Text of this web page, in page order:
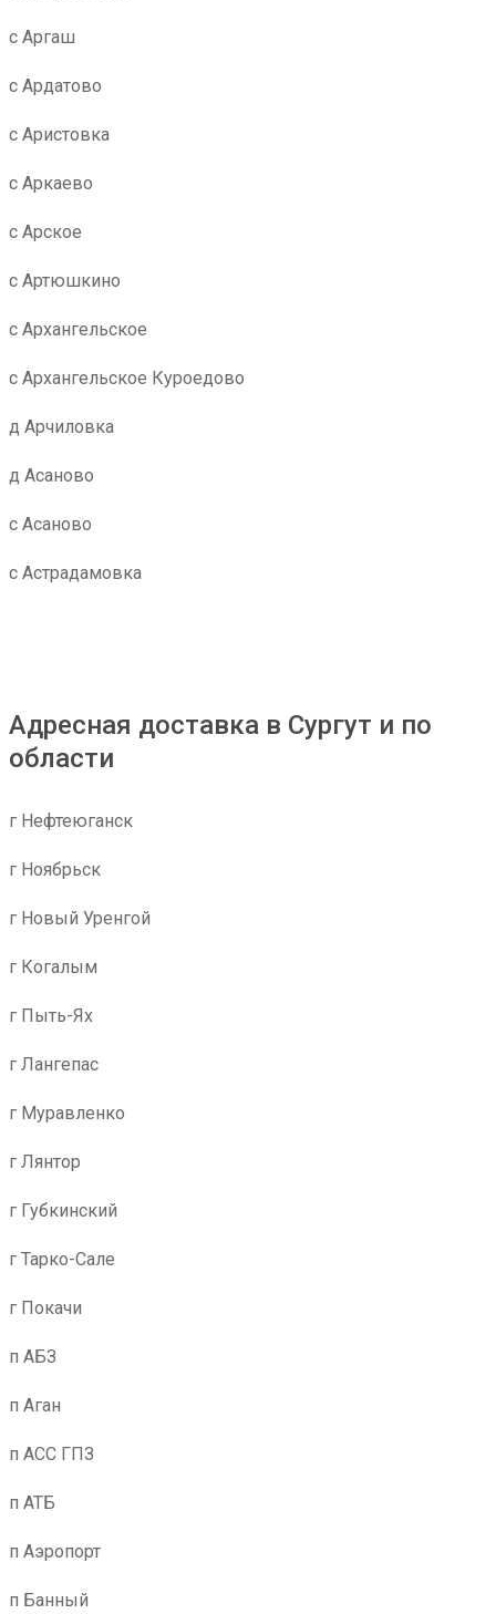
с Аргаш
с Ардатово
с Аристовка
с Аркаево
с Арское
с Артюшкино
с Архангельское
с Архангельское Куроедово
д Арчиловка
д Асаново
с Асаново
с Астрадамовка
Адресная доставка в Сургут и по
области
г Нефтеюганск
г Ноябрьск
г Новый Уренгой
г Когалым
г Пыть-Ях
г Лангепас
г Муравленко
г Лянтор
г Губкинский
г Тарко-Сале
г Покачи
п АБЗ
п Аган
п АСС ГПЗ
п АТБ
п Аэропорт
п Банный